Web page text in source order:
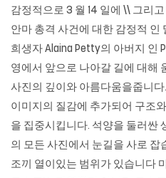
감정적으로 3 월 14 일에 \\ 그리
안마 총격 사건에 대한 감정적 인
희생자 Alaina Petty의 아버지 인
영에서 앞으로 나아갈 길에 대해
사진의 깊이와 아름다움을줍니
이미지의 질감에 추가되어 구조
을 집중시킵니다. 석양을 둘러싼
의 모든 사진에서 눈길을 사로 잡
조끼 열이있는 범위가 있습니다